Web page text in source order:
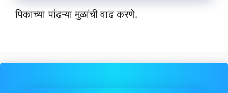
पिकाच्या पांढऱ्या मुळांची वाढ करणे.